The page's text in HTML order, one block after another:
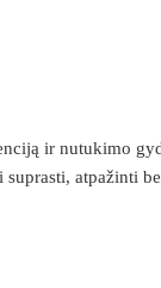
ir nutukimo
atpažinti